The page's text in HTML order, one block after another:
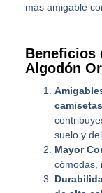
más amigable
Beneficios
Algodón
suelo y
Mayor
cómodas,